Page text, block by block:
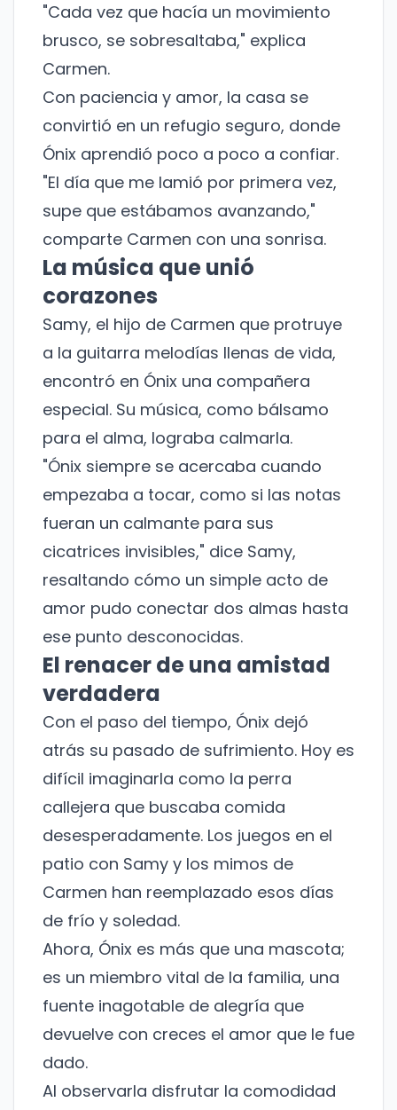
"Cada vez que hacía un movimiento
brusco, se sobresaltaba," explica
Carmen.
Con paciencia y amor, la casa se
convirtió en un refugio seguro, donde
Ónix aprendió poco a poco a confiar.
"El día que me lamió por primera vez,
supe que estábamos avanzando,"
comparte Carmen con una sonrisa.
La música que unió
corazones
Samy, el hijo de Carmen que protruye
a la guitarra melodías llenas de vida,
encontró en Ónix una compañera
especial. Su música, como bálsamo
para el alma, lograba calmarla.
"Ónix siempre se acercaba cuando
empezaba a tocar, como si las notas
fueran un calmante para sus
cicatrices invisibles," dice Samy,
resaltando cómo un simple acto de
amor pudo conectar dos almas hasta
ese punto desconocidas.
El renacer de una amistad
verdadera
Con el paso del tiempo, Ónix dejó
atrás su pasado de sufrimiento. Hoy es
difícil imaginarla como la perra
callejera que buscaba comida
desesperadamente. Los juegos en el
patio con Samy y los mimos de
Carmen han reemplazado esos días
de frío y soledad.
Ahora, Ónix es más que una mascota;
es un miembro vital de la familia, una
fuente inagotable de alegría que
devuelve con creces el amor que le fue
dado.
Al observarla disfrutar la comodidad
¡No te pierdas nuestras
Suscríbete a nuestro boletín para recibir